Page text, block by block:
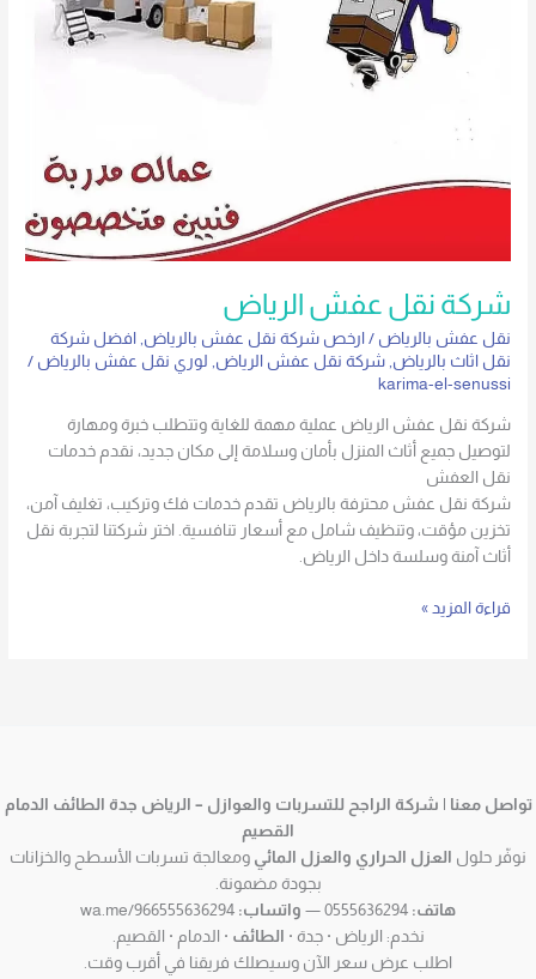
شركة نقل عفش الرياض
نقل عفش بالرياض / ارخص شركة نقل عفش بالرياض, افضل شركة
نقل اثاث بالرياض,شركة نقل عفش الرياض, لوري نقل عفش بالرياض /
karima-el-senussi
شركة نقل عفش الرياض عملية مهمة للغاية وتتطلب خبرة ومهارة
لتوصيل جميع أثاث المنزل بأمان وسلامة إلى مكان جديد، نقدم خدمات
نقل العفش
شركة نقل عفش محترفة بالرياض تقدم خدمات فك وتركيب، تغليف آمن،
تخزين مؤقت، وتنظيف شامل مع أسعار تنافسية. اختر شركتنا لتجربة نقل
أثاث آمنة وسلسة داخل الرياض.
قراءة المزيد »
تواصل معنا | شركة الراجح للتسربات والعوازل – الرياض جدة الطائف الدمام
القصيم
نوفّر حلول
العزل الحراري والعزل المائي ومعالجة تسربات الأسطح والخزانات
بجودة مضمونة.
هاتف:
واتساب:
نخدم: الرياض · جدة ·
الطائف · الدمام · القصيم.
اطلب عرض سعر الآن وسيصلك فريقنا في أقرب وقت.